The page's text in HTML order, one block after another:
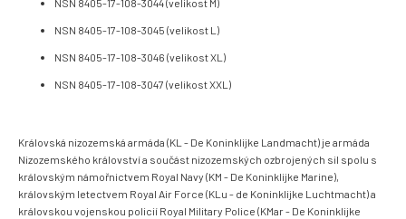
NSN 8405-17-108-3044 (velikost M)
NSN 8405-17-108-3045 (velikost L)
NSN 8405-17-108-3046 (velikost XL)
NSN 8405-17-108-3047 (velikost XXL)
Královská nizozemská armáda (KL - De Koninklijke Landmacht) je armáda
Nizozemského království a součást nizozemských ozbrojených sil spolu s
královským námořnictvem Royal Navy (KM - De Koninklijke Marine),
královským letectvem Royal Air Force (KLu - de Koninklijke Luchtmacht) a
královskou vojenskou policií Royal Military Police (KMar - De Koninklijke